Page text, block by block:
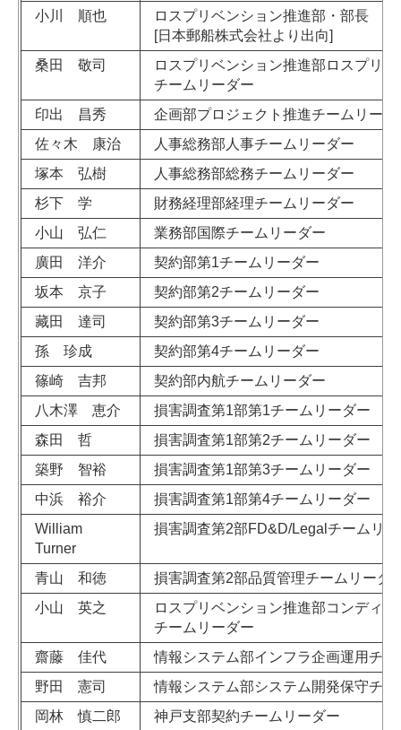
小川 順也
ロスプリベンション推進部・部長
[日本郵船株式会社より出向]
桑田 敬司
ロスプリベンション推進部ロスプリ
チームリーダー
印出 昌秀
企画部プロジェクト推進チームリーダ
佐々木 康治
人事総務部人事チームリーダー
塚本 弘樹
人事総務部総務チームリーダー
杉下 学
財務経理部経理チームリーダー
小山 弘仁
業務部国際チームリーダー
廣田 洋介
契約部第1チームリーダー
坂本 京子
契約部第2チームリーダー
藏田 達司
契約部第3チームリーダー
孫 珍成
契約部第4チームリーダー
篠崎 吉邦
契約部内航チームリーダー
八木澤 恵介
損害調査第1部第1チームリーダー
森田 哲
損害調査第1部第2チームリーダー
築野 智裕
損害調査第1部第3チームリーダー
中浜 裕介
損害調査第1部第4チームリーダー
William
Turner
損害調査第2部FD&D/Legalチームリ
青山 和徳
損害調査第2部品質管理チームリーダ
小山 英之
ロスプリベンション推進部コンディ
チームリーダー
齋藤 佳代
情報システム部インフラ企画運用チ
野田 憲司
情報システム部システム開発保守チ
岡林 慎二郎
神戸支部契約チームリーダー